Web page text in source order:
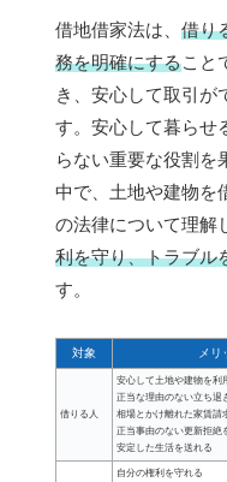
借地借家法は、 借り
務を明確にすること
き、安心して取引が
す。安心して暮らせ
らない重要な役割を
中で、土地や建物を
の法律について理解
利を守り、トラブル
す。
対象 メリ
借りる人
安心して土地や建物を利
正当な理由のない立ち退
相場とかけ離れた家賃請
正当事由のない更新拒絶
安定した生活を送れる
自分の権利を守れる